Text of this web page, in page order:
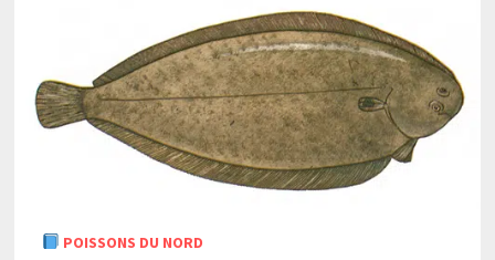
POISSONS DU NORD